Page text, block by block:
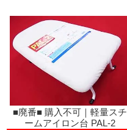
■廃番■ 購入不可｜軽量スチ
ームアイロン台 PAL-2